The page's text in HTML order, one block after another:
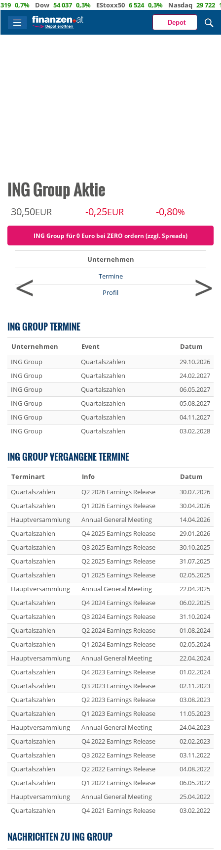
0,7% Dow 54 037 0,3% EStoxx50 6 524 0,3% Nasdaq 29 722
Depot
ING Group Aktie
30,50EUR -0,25EUR -0,80%
ING Group für 0 Euro bei ZERO ordern (zzgl. Spreads)
<
Unternehmen
Termine
Profil
>
ING GROUP TERMINE
Unternehmen Event
Datum
ING Group
Quartalszahlen
29.10.2026
ING Group
Quartalszahlen
24.02.2027
ING Group
Quartalszahlen
06.05.2027
ING Group
Quartalszahlen
05.08.2027
ING Group
Quartalszahlen
04.11.2027
ING Group
Quartalszahlen 03.02.2028
ING GROUP VERGANGENE TERMINE
Terminart Info
Datum
Quartalszahlen
Q2 2026 Earnings Release
30.07.2026
Quartalszahlen
Q1 2026 Earnings Release
30.04.2026
Hauptversammlung
Annual General Meeting
14.04.2026
Quartalszahlen
Q4 2025 Earnings Release
29.01.2026
Quartalszahlen
Q3 2025 Earnings Release
30.10.2025
Quartalszahlen
Q2 2025 Earnings Release
31.07.2025
Quartalszahlen
Q1 2025 Earnings Release
02.05.2025
Hauptversammlung
Annual General Meeting
22.04.2025
Quartalszahlen
Q4 2024 Earnings Release
06.02.2025
Quartalszahlen
Q3 2024 Earnings Release
31.10.2024
Quartalszahlen
Q2 2024 Earnings Release
01.08.2024
Quartalszahlen
Q1 2024 Earnings Release
02.05.2024
Hauptversammlung
Annual General Meeting
22.04.2024
Quartalszahlen
Q4 2023 Earnings Release
01.02.2024
Quartalszahlen
Q3 2023 Earnings Release
02.11.2023
Quartalszahlen
Q2 2023 Earnings Release
03.08.2023
Quartalszahlen
Q1 2023 Earnings Release
11.05.2023
Hauptversammlung
Annual General Meeting
24.04.2023
Quartalszahlen
Q4 2022 Earnings Release
02.02.2023
Quartalszahlen
Q3 2022 Earnings Release
03.11.2022
Quartalszahlen
Q2 2022 Earnings Release
04.08.2022
Quartalszahlen
Q1 2022 Earnings Release
06.05.2022
Hauptversammlung
Annual General Meeting
25.04.2022
Quartalszahlen
Q4 2021 Earnings Release 03.02.2022
NACHRICHTEN ZU ING GROUP